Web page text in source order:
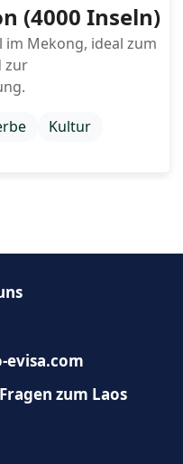
(4000 Inseln)
im Mekong, ideal zum
zur
Kultur
evisa.com
zum Laos